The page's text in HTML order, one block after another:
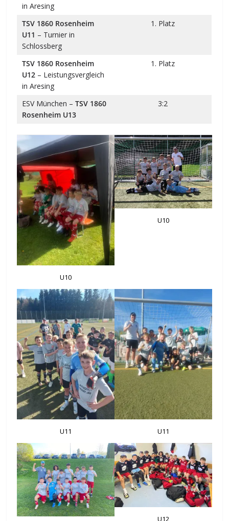
in Aresing
TSV 1860 Rosenheim
U11 – Turnier in
Schlossberg
1. Platz
TSV 1860 Rosenheim
U12 – Leistungsvergleich
in Aresing
1. Platz
ESV München –TSV 1860
Rosenheim U13
3:2
U10
U10
U11 U11
U12